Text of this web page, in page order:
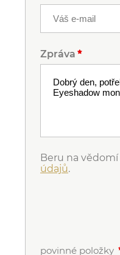
Zpráva
Beru na vědomí
údajů.
povinné položky